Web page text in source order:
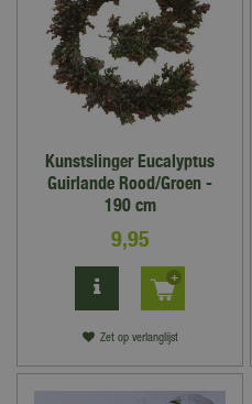
Kunstslinger Eucalyptus
Guirlande Rood/Groen -
190 cm
9,95
Zet op verlanglijst